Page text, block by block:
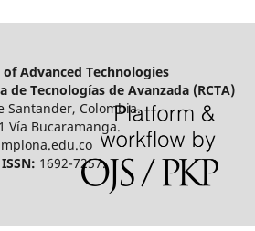
Advanced Technologies
de Tecnologías de Avanzada (RCTA)
Santander, Colombia.
Vía Bucaramanga.
ISSN: 1692-7257.